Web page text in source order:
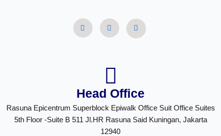
Head Office
Rasuna Epicentrum Superblock Epiwalk Office Suit Office Suites
5th Floor -Suite B 511 Jl.HR Rasuna Said Kuningan, Jakarta
12940